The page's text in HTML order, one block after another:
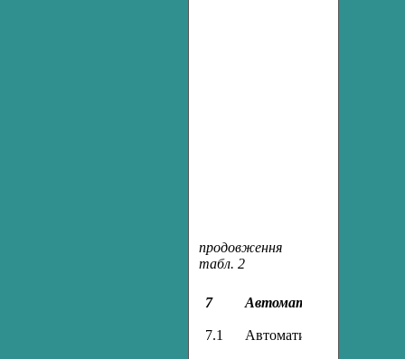
продовження
табл. 2
7
7.1
Автоматизація
Автоматизація процесу